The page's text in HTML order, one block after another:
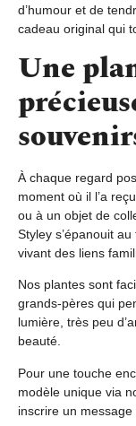
d’humour et de
cadeau original qui
Une
À chaque regard
moment où il l’a
ou à un objet de
Styley s’épanouit
vivant des liens
Nos plantes sont
grands-pères qui
lumière, très peu
beauté.
Pour une touche
modèle unique via
inscrire un